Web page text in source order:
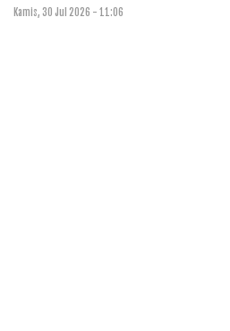
Kamis, 30 Jul 2026 - 11:06